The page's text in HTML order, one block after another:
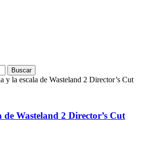
y la escala de Wasteland 2 Director’s Cut
Wasteland 2 Director’s Cut